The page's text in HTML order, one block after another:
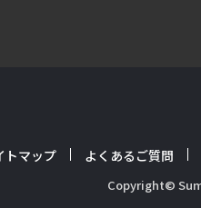
トマップ よくあるご質問
Copyright©